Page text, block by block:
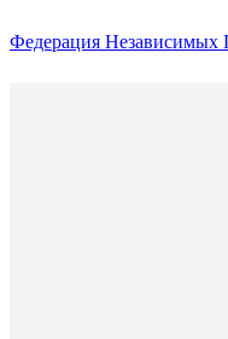
Федерация Независимых